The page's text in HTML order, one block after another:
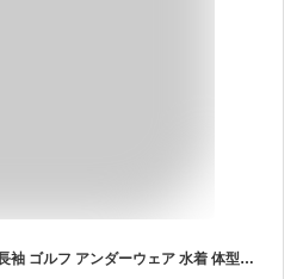
ラッシュガード レディース 長袖 ゴルフ アンダーウェア 水着 体型カバー 冷感インナー 暑さ対策 便利 グッズ 夏 海 プール uv 紫外線 日焼け止め ロング インナーシャツ 黒 熱中症対策 オトナ女子 無地 コンプレッション 着るアームカバー ストレッチ Tシャツ おまけ付